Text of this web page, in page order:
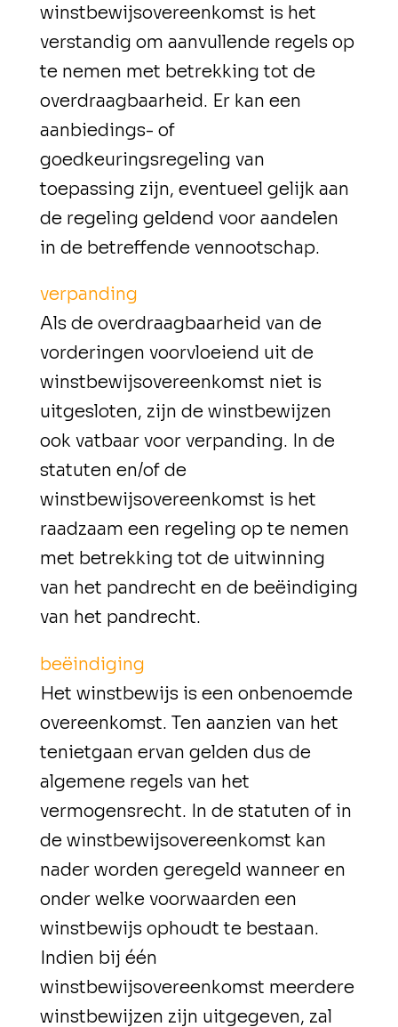
winstbewijsovereenkomst is het
verstandig om aanvullende regels op
te nemen met betrekking tot de
overdraagbaarheid. Er kan een
aanbiedings- of
goedkeuringsregeling van
toepassing zijn, eventueel gelijk aan
de regeling geldend voor aandelen
in de betreffende vennootschap.
verpanding
Als de overdraagbaarheid van de
vorderingen voorvloeiend uit de
winstbewijsovereenkomst niet is
uitgesloten, zijn de winstbewijzen
ook vatbaar voor verpanding. In de
statuten en/of de
winstbewijsovereenkomst is het
raadzaam een regeling op te nemen
met betrekking tot de uitwinning
van het pandrecht en de beëindiging
van het pandrecht.
beëindiging
Het winstbewijs is een onbenoemde
overeenkomst. Ten aanzien van het
tenietgaan ervan gelden dus de
algemene regels van het
vermogensrecht. In de statuten of in
de winstbewijsovereenkomst kan
nader worden geregeld wanneer en
onder welke voorwaarden een
winstbewijs ophoudt te bestaan.
Indien bij één
winstbewijsovereenkomst meerdere
winstbewijzen zijn uitgegeven, zal